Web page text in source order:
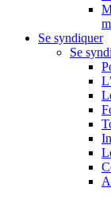
Se syndiquer
Se